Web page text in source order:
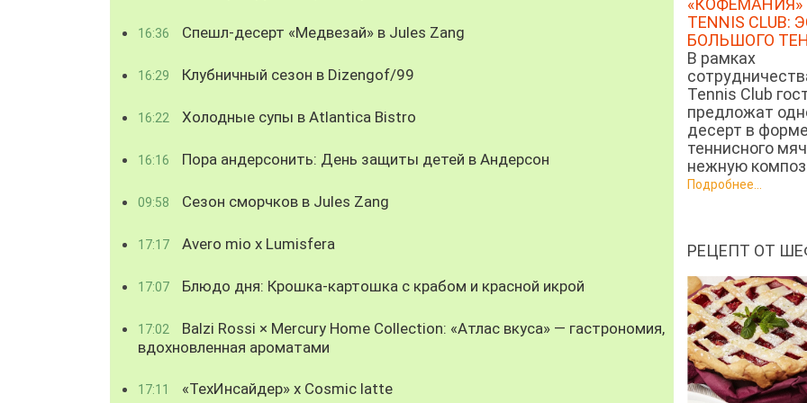
16:36 Спешл-десерт «Медвезай» в Jules Zang
16:29 Клубничный сезон в Dizengof/99
16:22 Холодные супы в Atlantica Bistro
16:16 Пора андерсонить: День защиты детей в Андерсон
09:58 Сезон сморчков в Jules Zang
17:17 Avero mio x Lumisfera
17:07 Блюдо дня: Крошка-картошка с крабом и красной икрой
17:02
Balzi Rossi × Mercury Home Collection: «Атлас вкуса» — гастрономия,
вдохновленная ароматами
17:11 «ТехИнсайдер» х Cosmic latte
«КОФЕМАНИЯ»
TENNIS CLUB:
БОЛЬШОГО
В рамках
Tennis Club
предложат
десерт в форме
теннисного
нежную
Подробнее...
РЕЦЕПТ ОТ